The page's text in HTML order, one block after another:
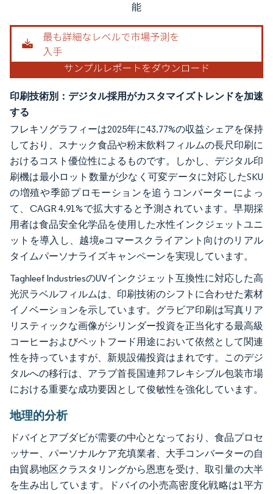
能
印刷技術別：デジタル採用がカスタマイズトレンドを加速
する
フレキソグラフィーは2025年に43.77%の収益シェアを保持
しており、スナック食品や粉末飲料フィルムの長尺印刷に
おけるコスト優位性によるものです。しかし、デジタル印
刷機は最小ロット数量が少なく可変データに対応したSKU
の増殖や季節プロモーションを追うコンバーターによっ
て、CAGR 4.91%で拡大すると予測されています。早期採
用者は食品安全化学品を使用した水性インクジェットユニ
ットを導入し、越境eコマースクライアント向けのリアル
タイムパーソナライズキャンペーンを実現しています。
Taghleef IndustriesのUVインクジェット互換性に対応した高
光沢ラベルフィルムは、印刷技術のシフトに合わせた素材
イノベーションを示しています。グラビア印刷は写真リア
リスティックな画像がシリンダー投資を正当化する最高級
コーヒーおよびペットフード用途において依然として関連
性を持っていますが、新規設備投資はまれです。このデジ
タルへの移行は、アラブ首長国連邦フレキシブル包装市場
における重要な成功要因として俊敏性を強化しています。
地理的分析
ドバイとアブダビが需要の中心となっており、食品プロセ
ッサー、パーソナルケア充填業者、大手コンバーターの自
由貿易地区クラスタリングから恩恵を受け、取引量の大半
を生み出しています。ドバイの小売高密度化戦略は1平方